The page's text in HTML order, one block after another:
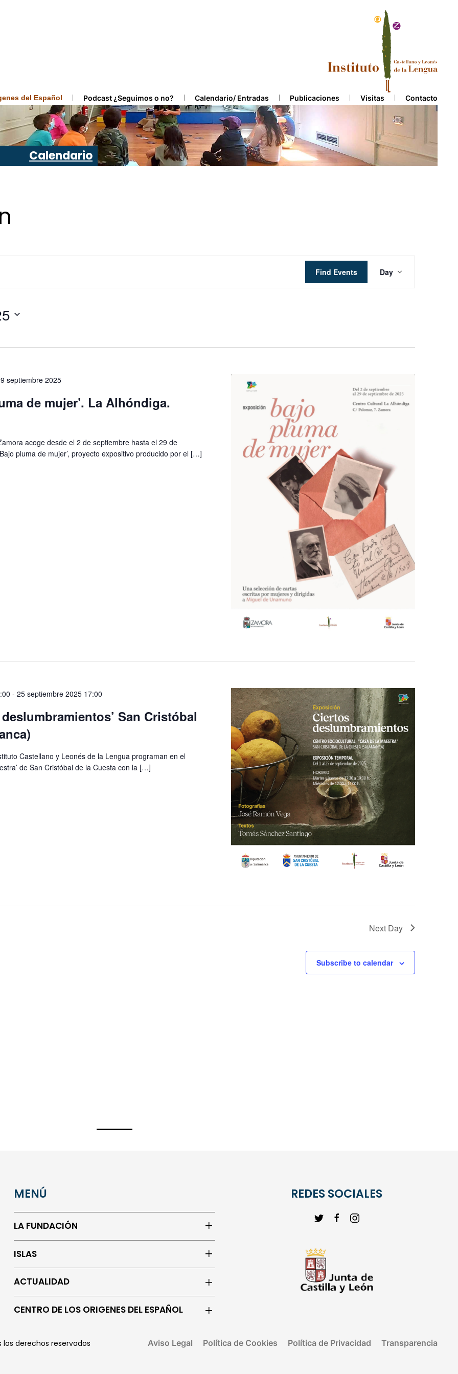
del Español Podcast ¿Seguimos o no? Calendario/ Entradas Publicaciones Visitas Contacto
Calendario
Find Events
Views
Navigation
Day
septiembre 2025
de mujer’. La Alhóndiga.
acoge desde el 2 de septiembre hasta el 29 de
pluma de mujer’, proyecto expositivo producido por el […]
- 25 septiembre 2025 17:00
San Cristóbal
Castellano y Leonés de la Lengua programan en el
de San Cristóbal de la Cuesta con la […]
Next Day
Subscribe to calendar
MENÚ
LA FUNDACIÓN
ISLAS
ACTUALIDAD
CENTRO DE LOS ORIGENES DEL ESPAÑOL
REDES SOCIALES
derechos reservados Aviso Legal Política de Cookies Política de Privacidad Transparencia